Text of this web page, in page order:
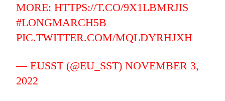
MORE:HTTPS://T.CO/9X1LBMRJIS
#LONGMARCH5B
PIC.TWITTER.COM/MQLDYRHJXH
— EUSST (@EU_SST)NOVEMBER 3,
2022